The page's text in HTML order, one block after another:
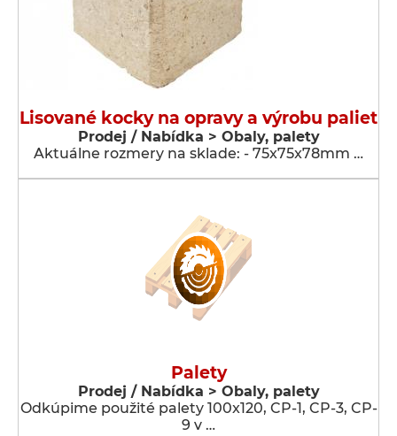
Lisované kocky na opravy a výrobu paliet
Prodej / Nabídka > Obaly, palety
Aktuálne rozmery na sklade: - 75x75x78mm …
Palety
Prodej / Nabídka > Obaly, palety
Odkúpime použité palety 100x120, CP-1, CP-3, CP-
9 v …